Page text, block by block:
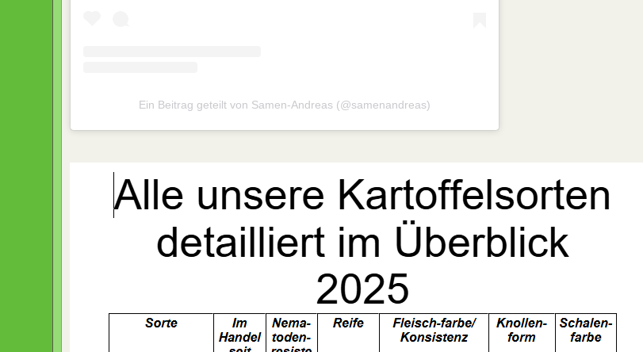
Ein Beitrag geteilt von Samen-Andreas (@samenandreas)